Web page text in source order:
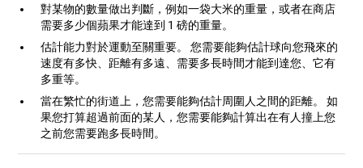
對某物的數量做出判斷，例如一袋大米的重量，或者在商店
需要多少個蘋果才能達到 1 磅的重量。
估計能力對於運動至關重要。 您需要能夠估計球向您飛來的
速度有多快、距離有多遠、需要多長時間才能到達您、它有
多重等。
當在繁忙的街道上，您需要能夠估計周圍人之間的距離。 如
果您打算超過前面的某人，您需要能夠計算出在有人撞上您
之前您需要跑多長時間。